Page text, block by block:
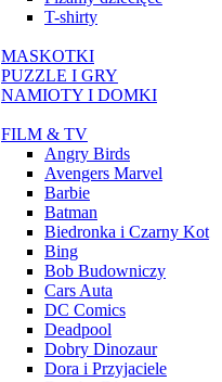
T-shirty
MASKOTKI
PUZZLE I GRY
NAMIOTY I DOMKI
FILM & TV
Angry Birds
Avengers Marvel
Barbie
Batman
Biedronka i Czarny Kot
Bing
Bob Budowniczy
Cars Auta
DC Comics
Deadpool
Dobry Dinozaur
Dora i Przyjaciele